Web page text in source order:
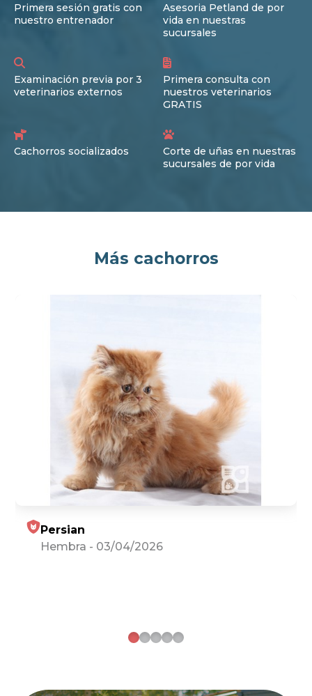
Primera sesión gratis con
nuestro entrenador
Asesoria Petland de por
vida en nuestras
sucursales
Examinación previa por 3
veterinarios externos
Primera consulta con
nuestros veterinarios
GRATIS
Cachorros socializados
Corte de uñas en nuestras
sucursales de por vida
Más cachorros
Persian
Hembra - 03/04/2026